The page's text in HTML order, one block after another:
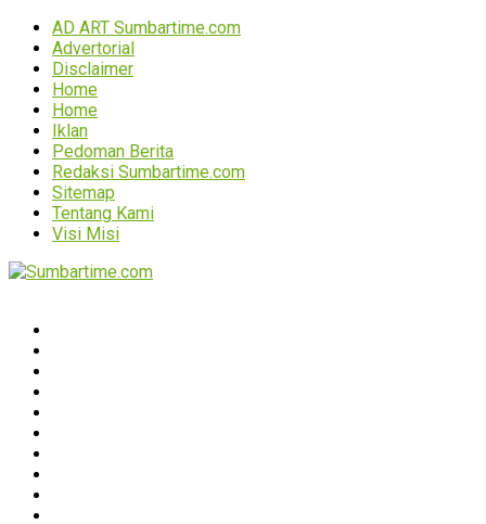
AD ART Sumbartime.com
Advertorial
Disclaimer
Home
Home
Iklan
Pedoman Berita
Redaksi Sumbartime.com
Sitemap
Tentang Kami
Visi Misi